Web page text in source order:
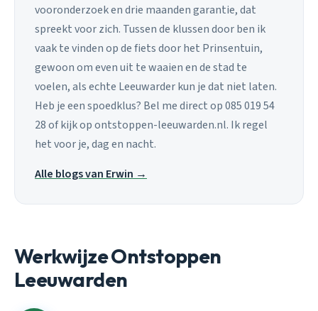
vooronderzoek en drie maanden garantie, dat
spreekt voor zich. Tussen de klussen door ben ik
vaak te vinden op de fiets door het Prinsentuin,
gewoon om even uit te waaien en de stad te
voelen, als echte Leeuwarder kun je dat niet laten.
Heb je een spoedklus? Bel me direct op 085 019 54
28 of kijk op ontstoppen-leeuwarden.nl. Ik regel
het voor je, dag en nacht.
Alle blogs van Erwin →
Werkwijze Ontstoppen
Leeuwarden